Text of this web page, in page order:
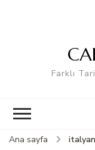
Farklı
Ana sayfa